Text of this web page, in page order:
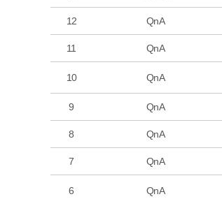
12 QnA
11 QnA
10 QnA
9 QnA
8 QnA
7 QnA
6 QnA